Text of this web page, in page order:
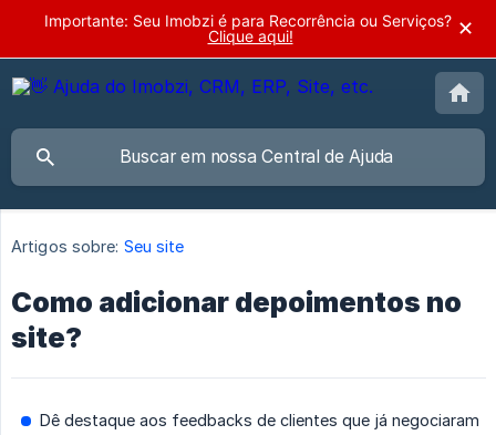
Importante: Seu Imobzi é para Recorrência ou Serviços?
Clique aqui!
✕
Artigos sobre: Seu site
Como adicionar depoimentos no
site?
Dê destaque aos feedbacks de clientes que já negociaram